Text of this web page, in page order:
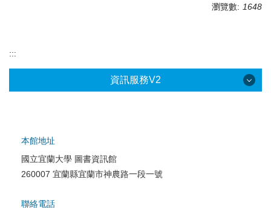
瀏覽數: 1648
:::
資訊服務V2
校園網路服務
本館地址
國立宜蘭大學 圖書資訊館
260007 宜蘭縣宜蘭市神農路一段一號
聯絡電話